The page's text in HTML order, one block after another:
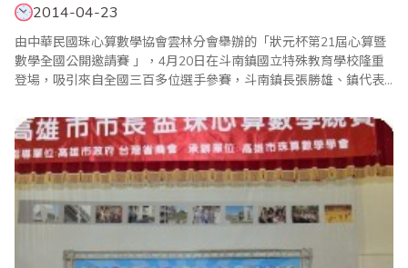
2014-04-23
由中華民國珠心算數學協會雲林分會舉辦的「狀元杯第21屆心算暨
數學全國公開邀請賽 」，4月20日在斗南鎮國立特殊教育學校隆重
登場，吸引來自全國三百多位選手參賽，斗南鎮長張勝雄、鎮代表
使大會增色不少。 比賽在大會會長吳啟弘的口令下揭開序幕，參賽
小選手個個具備神機妙算的絕活，令人瞠目結舌，比賽結果在上午
十時出爐，最小選手是5歲的吳冠辰，成績..